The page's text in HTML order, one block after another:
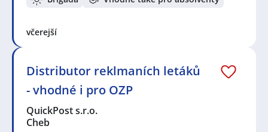
včerejší
Distributor reklmaních letáků
- vhodné i pro OZP
QuickPost s.r.o.
Cheb